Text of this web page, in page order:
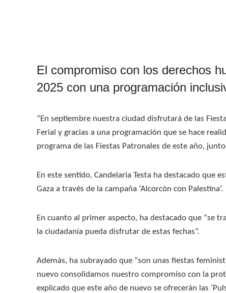
El compromiso con los derechos
2025 con una programación
“En septiembre nuestra ciudad disfrutará de las
Ferial y gracias a una programación que se hace
programa de las Fiestas Patronales de este año,
En este sentido, Candelaria Testa ha destacado que
Gaza a través de la campaña ‘Alcorcón con Palestina’.
En cuanto al primer aspecto, ha destacado que “se
la ciudadanía pueda disfrutar de estas fechas”.
Además, ha subrayado que “son unas fiestas
nuevo consolidamos nuestro compromiso con la
explicado que este año de nuevo se ofrecerán las